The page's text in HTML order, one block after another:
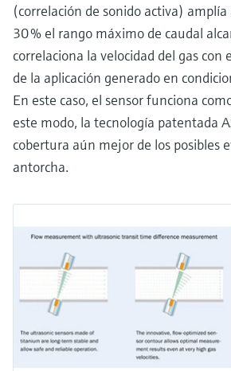
(correlación de sonido activa)
30 % el rango máximo de caudal
correlaciona la velocidad del gas con
de la aplicación generado en
En este caso, el sensor funciona
este modo, la tecnología patentada
cobertura aún mejor de los posibles
antorcha.